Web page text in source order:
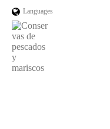
Languages